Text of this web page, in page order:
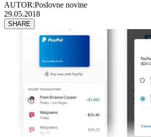
AUTOR:Poslovne novine
29.05.2018
SHARE